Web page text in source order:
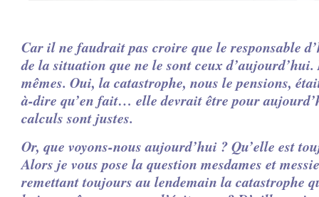
Car il ne faudrait pas croire que le responsable
de la situation que ne le sont ceux d’aujourd’hui.
mêmes. Oui, la catastrophe, nous le pensions,
à-dire qu’en fait… elle devrait être pour
calculs sont justes.
Or, que voyons-nous aujourd’hui ?Qu’elle est
Alors je vous pose la question mesdames et
remettant toujours au lendemain la catastrophe